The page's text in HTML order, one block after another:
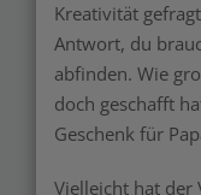
Kreativität
Antwort, du
abfinden. Wie
doch geschafft
Geschenk für
Vielleicht hat der